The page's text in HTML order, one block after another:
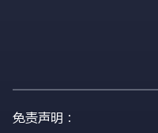
免责声明：